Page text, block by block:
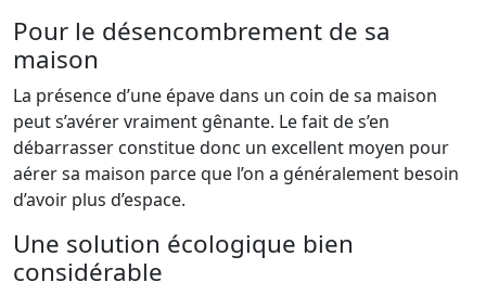
Pour le désencombrement de sa
maison
La présence d’une épave dans un coin de sa maison
peut s’avérer vraiment gênante. Le fait de s’en
débarrasser constitue donc un excellent moyen pour
aérer sa maison parce que l’on a généralement besoin
d’avoir plus d’espace.
Une solution écologique bien
considérable